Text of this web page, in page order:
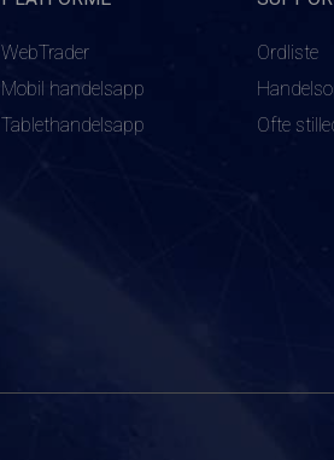
WebTrader
Mobil handelsapp
Tablethandelsapp
Ordliste
Ofte